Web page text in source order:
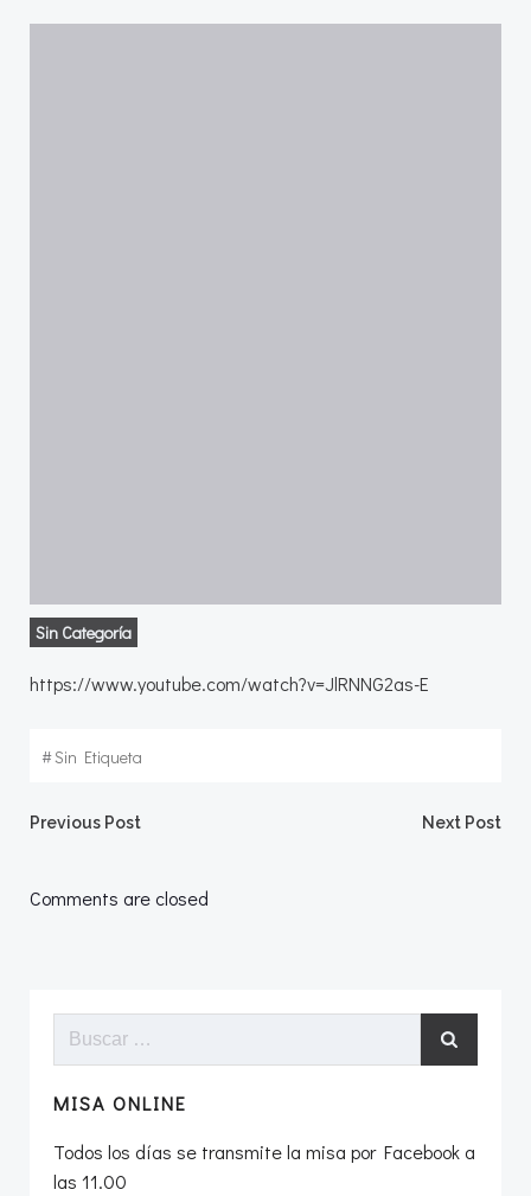
Sin Categoría
https://www.youtube.com/watch?v=JlRNNG2as-E
#Sin Etiqueta
Navegación
por
entradas
Previous Post
entradas
Next Post
Comments are closed
Buscar:
MISA ONLINE
Todos los días se transmite la misa por Facebook a
las 11.00